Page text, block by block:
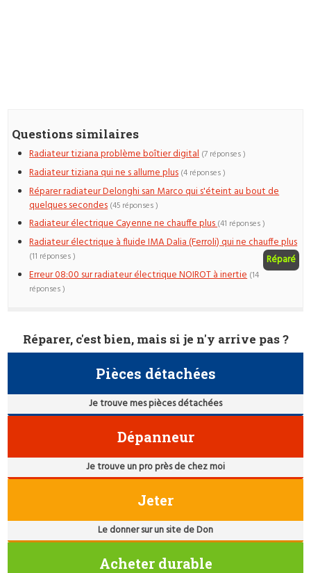
Questions similaires
Radiateur tiziana problème boîtier digital (7 réponses )
Radiateur tiziana qui ne s allume plus (4 réponses )
Réparer radiateur Delonghi san Marco qui s'éteint au bout de
quelques secondes (45 réponses )
Radiateur électrique Cayenne ne chauffe plus(41 réponses )
Radiateur électrique à fluide IMA Dalia (Ferroli) qui ne chauffe plus
Réparé
(11 réponses )
Erreur 08:00 sur radiateur électrique NOIROT à inertie (14
réponses )
Réparer, c'est bien, mais si je n'y arrive pas ?
Pièces détachées
Je trouve mes pièces détachées
Dépanneur
Je trouve un pro près de chez moi
Jeter
Le donner sur un site de Don
Acheter durable